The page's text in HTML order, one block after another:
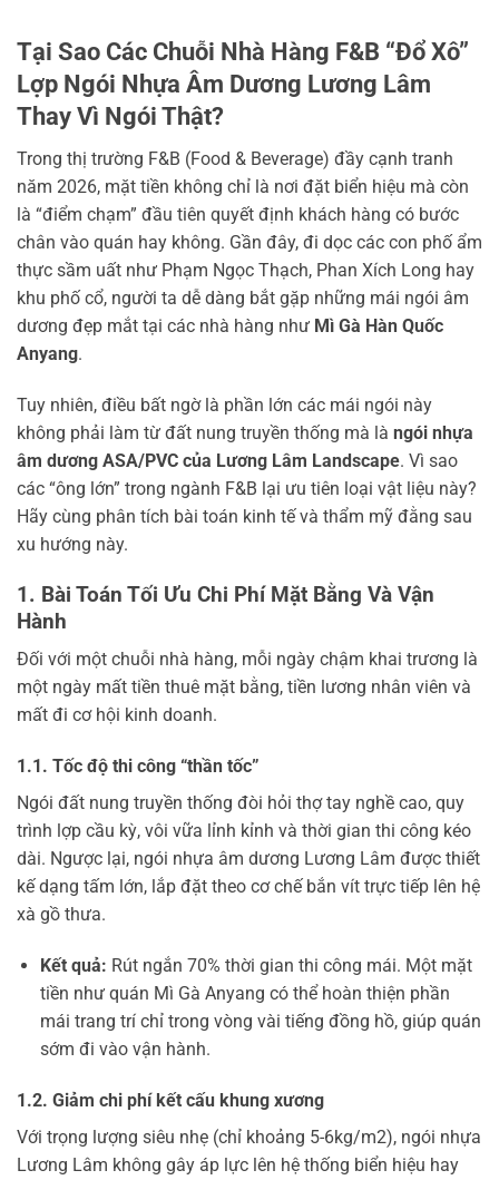
Tại Sao Các Chuỗi Nhà Hàng F&B “Đổ Xô”
Lợp Ngói Nhựa Âm Dương Lương Lâm
Thay Vì Ngói Thật?
Trong thị trường F&B (Food & Beverage) đầy cạnh tranh
năm 2026, mặt tiền không chỉ là nơi đặt biển hiệu mà còn
là “điểm chạm” đầu tiên quyết định khách hàng có bước
chân vào quán hay không. Gần đây, đi dọc các con phố ẩm
thực sầm uất như Phạm Ngọc Thạch, Phan Xích Long hay
khu phố cổ, người ta dễ dàng bắt gặp những mái ngói âm
dương đẹp mắt tại các nhà hàng như Mì Gà Hàn Quốc
Anyang.
Tuy nhiên, điều bất ngờ là phần lớn các mái ngói này
không phải làm từ đất nung truyền thống mà là ngói nhựa
âm dương ASA/PVC của Lương Lâm Landscape. Vì sao
các “ông lớn” trong ngành F&B lại ưu tiên loại vật liệu này?
Hãy cùng phân tích bài toán kinh tế và thẩm mỹ đằng sau
xu hướng này.
1. Bài Toán Tối Ưu Chi Phí Mặt Bằng Và Vận
Hành
Đối với một chuỗi nhà hàng, mỗi ngày chậm khai trương là
một ngày mất tiền thuê mặt bằng, tiền lương nhân viên và
mất đi cơ hội kinh doanh.
1.1. Tốc độ thi công “thần tốc”
Ngói đất nung truyền thống đòi hỏi thợ tay nghề cao, quy
trình lợp cầu kỳ, vôi vữa lỉnh kỉnh và thời gian thi công kéo
dài. Ngược lại, ngói nhựa âm dương Lương Lâm được thiết
kế dạng tấm lớn, lắp đặt theo cơ chế bắn vít trực tiếp lên hệ
xà gồ thưa.
Kết quả: Rút ngắn 70% thời gian thi công mái. Một mặt
tiền như quán Mì Gà Anyang có thể hoàn thiện phần
mái trang trí chỉ trong vòng vài tiếng đồng hồ, giúp quán
sớm đi vào vận hành.
1.2. Giảm chi phí kết cấu khung xương
Với trọng lượng siêu nhẹ (chỉ khoảng 5-6kg/m2), ngói nhựa
Lương Lâm không gây áp lực lên hệ thống biển hiệu hay